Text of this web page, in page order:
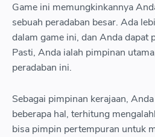
Game ini memungkinkannya
sebuah peradaban besar. Ada
dalam game ini, dan Anda dapat
Pasti, Anda ialah pimpinan
peradaban ini.
Sebagai pimpinan kerajaan,
beberapa hal, terhitung
bisa pimpin pertempuran untuk